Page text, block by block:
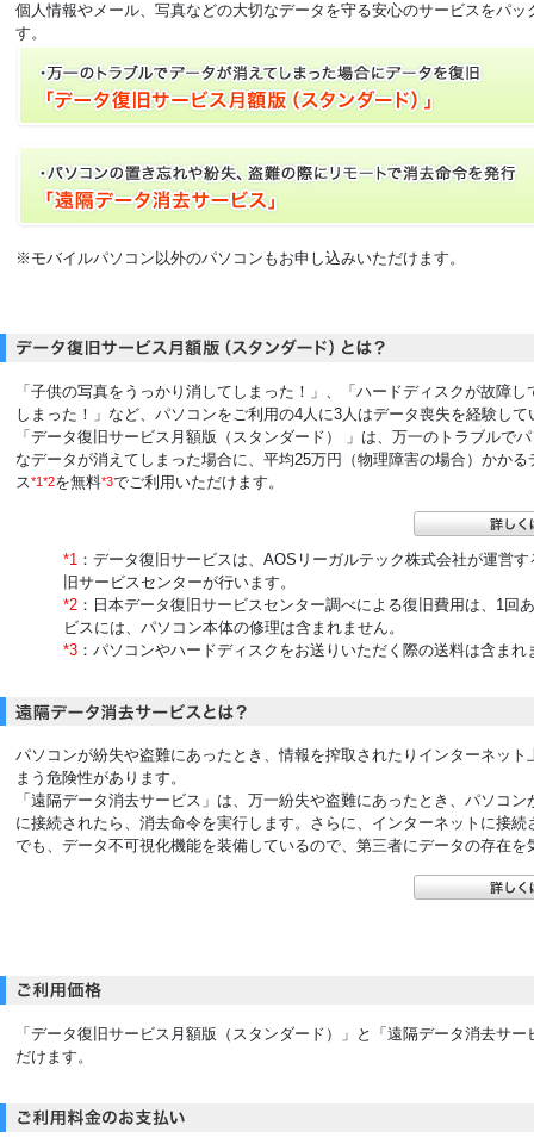
個人情報やメール、写真などの大切なデータを守る安心のサービスをパッ
す。
※モバイルパソコン以外のパソコンもお申し込みいただけます。
「子供の写真をうっかり消してしまった！」、「ハードディスクが故障し
しまった！」など、パソコンをご利用の4人に3人はデータ喪失を経験して
「データ復旧サービス月額版（スタンダード） 」は、万一のトラブルで
なデータが消えてしまった場合に、平均25万円（物理障害の場合）かかる
ス*1*2を無料*3でご利用いただけます。
*1 ：データ復旧サービスは、AOSリーガルテック株式会社が運営
旧サービスセンターが行います。
*2 ：日本データ復旧サービスセンター調べによる復旧費用は、1回
ビスには、パソコン本体の修理は含まれません。
*3 ：パソコンやハードディスクをお送りいただく際の送料は含まれ
パソコンが紛失や盗難にあったとき、情報を搾取されたりインターネット
まう危険性があります。
「遠隔データ消去サービス」は、万一紛失や盗難にあったとき、パソコン
に接続されたら、消去命令を実行します。さらに、インターネットに接続
でも、データ不可視化機能を装備しているので、第三者にデータの存在を
「データ復旧サービス月額版（スタンダード）」と「遠隔データ消去サ
だけます。